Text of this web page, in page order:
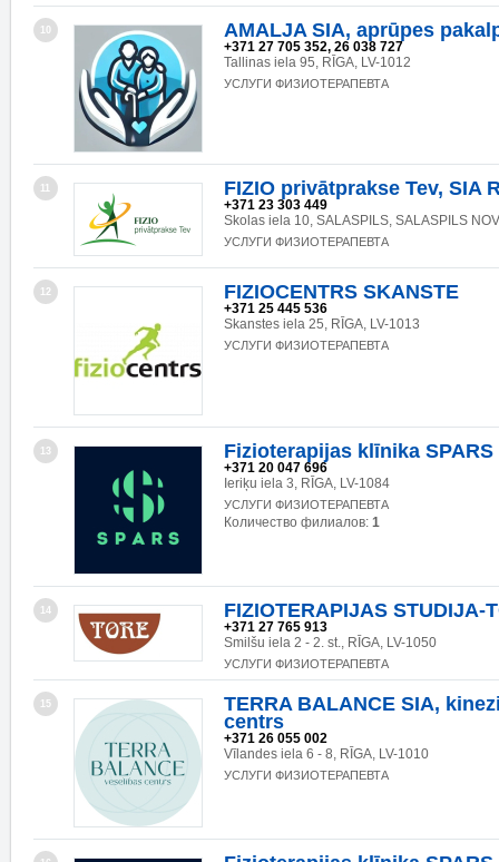
10 AMALJA SIA, aprūpes
+371 27 705 352, 26 038 727
Tallinas iela 95, RĪGA, LV-1012
УСЛУГИ ФИЗИОТЕРАПЕВТА
11 FIZIO privātprakse Tev, SIA
+371 23 303 449
Skolas iela 10, SALASPILS, SALASPILS
УСЛУГИ ФИЗИОТЕРАПЕВТА
12 FIZIOCENTRS SKANSTE
+371 25 445 536
Skanstes iela 25, RĪGA, LV-1013
УСЛУГИ ФИЗИОТЕРАПЕВТА
13 Fizioterapijas klīnika SPARS
+371 20 047 696
Ieriķu iela 3, RĪGA, LV-1084
УСЛУГИ ФИЗИОТЕРАПЕВТА
Количество филиалов: 1
14 FIZIOTERAPIJAS STUDIJA-
+371 27 765 913
Smilšu iela 2 - 2. st., RĪGA, LV-1050
УСЛУГИ ФИЗИОТЕРАПЕВТА
15
TERRA BALANCE SIA,
centrs
+371 26 055 002
Vīlandes iela 6 - 8, RĪGA, LV-1010
УСЛУГИ ФИЗИОТЕРАПЕВТА